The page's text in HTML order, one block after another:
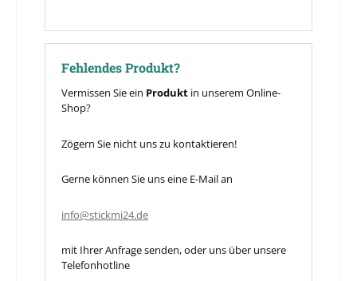
Fehlendes Produkt?
Vermissen Sie ein Produkt in unserem Online-
Shop?
Zögern Sie nicht uns zu kontaktieren!
Gerne können Sie uns eine E-Mail an
info@stickmi24.de
mit Ihrer Anfrage senden, oder uns über unsere
Telefonhotline